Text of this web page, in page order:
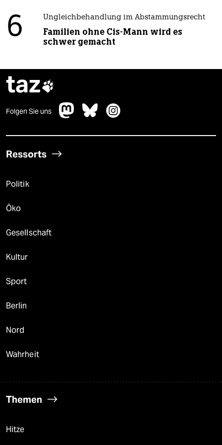
6 Ungleichbehandlung im Abstammungsrecht
Familien ohne Cis-Mann wird es
schwer gemacht
taz
Folgen Sie uns
Ressorts
Politik
Öko
Gesellschaft
Kultur
Sport
Berlin
Nord
Wahrheit
Themen
Hitze